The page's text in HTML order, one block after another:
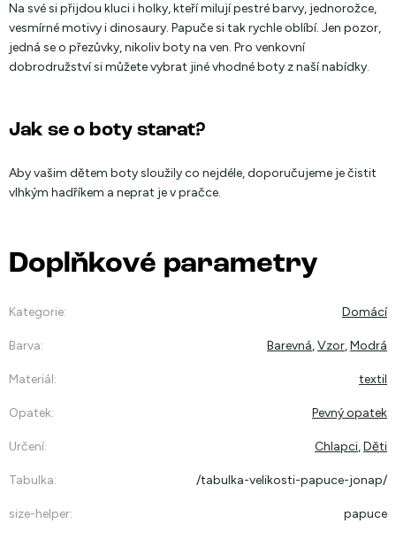
Na své si přijdou kluci i holky, kteří milují pestré barvy, jednorožce,
vesmírné motivy i dinosaury. Papuče si tak rychle oblíbí. Jen pozor,
jedná se o přezůvky, nikoliv boty na ven. Pro venkovní
dobrodružství si můžete vybrat jiné vhodné boty z naší nabídky.
Jak se o boty starat?
Aby vašim dětem boty sloužily co nejdéle, doporučujeme je čistit
vlhkým hadříkem a neprat je v pračce.
Doplňkové parametry
Kategorie: Domácí
Barva: Barevná,Vzor,Modrá
Materiál: textil
Opatek: Pevný opatek
Určení: Chlapci,Děti
Tabulka: /tabulka-velikosti-papuce-jonap/
size-helper: papuce